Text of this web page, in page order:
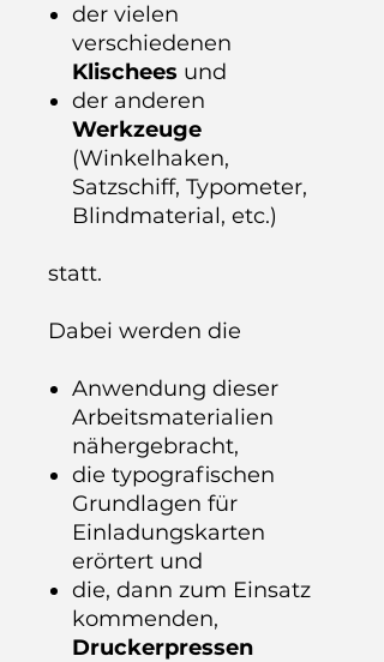
der vielen
verschiedenen
Klischees und
der anderen
Werkzeuge
(Winkelhaken,
Satzschiff, Typometer,
Blindmaterial, etc.)
statt.
Dabei werden die
Anwendung dieser
Arbeitsmaterialien
nähergebracht,
die typografischen
Grundlagen für
Einladungskarten
erörtert und
die, dann zum Einsatz
kommenden,
Druckerpressen